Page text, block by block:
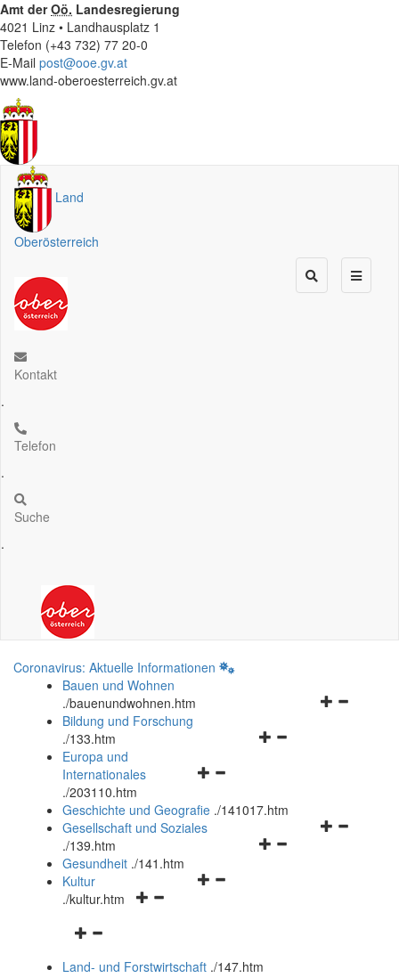
Amt derOö. Landesregierung
4021 Linz • Landhausplatz 1
Telefon (+43 732) 77 20-0
E-Mail post@ooe.gv.at
www.land-oberoesterreich.gv.at
Land
Oberösterreich
Kontakt
.
Telefon
.
Suche
.
Coronavirus: Aktuelle Informationen
Bauen und Wohnen
./bauenundwohnen.htm
Navigationsmenü
Bildung und Forschung
./133.htm
Navigationsmenü
und
schließen
Europa und
Internationales
./203110.htm
Geschichte und Geografie ./141017.htm
Navigationsmenü
Gesellschaft und Soziales
./139.htm
Navigationsmenü
Gesundheit ./141.htm
Navigationsmenü
Kultur
./kultur.htm
Navigationsmenü
und
Land- und Forstwirtschaft ./147.htm